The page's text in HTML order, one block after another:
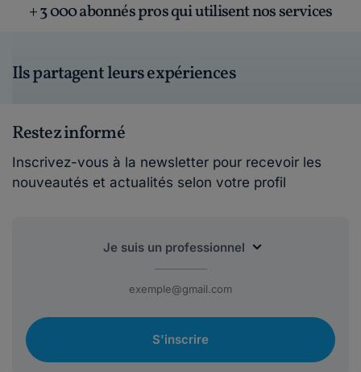
+ 3 000 abonnés pros qui utilisent nos services
Ils partagent leurs expériences
Restez informé
Inscrivez-vous à la newsletter pour recevoir les
nouveautés et actualités selon votre profil
S'inscrire